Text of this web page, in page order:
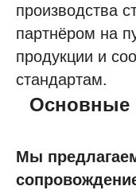
производства
партнёром на
продукции и
стандартам.
Основные
Мы